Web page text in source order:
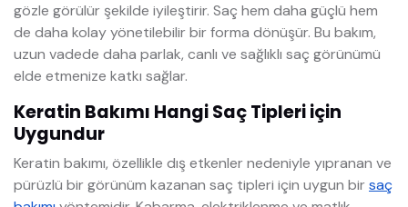
gözle görülür şekilde iyileştirir. Saç hem daha güçlü hem
de daha kolay yönetilebilir bir forma dönüşür. Bu bakım,
uzun vadede daha parlak, canlı ve sağlıklı saç görünümü
elde etmenize katkı sağlar.
Keratin Bakımı Hangi Saç Tipleri için
Uygundur
Keratin bakımı, özellikle dış etkenler nedeniyle yıpranan ve
pürüzlü bir görünüm kazanan saç tipleri için uygun birsaç